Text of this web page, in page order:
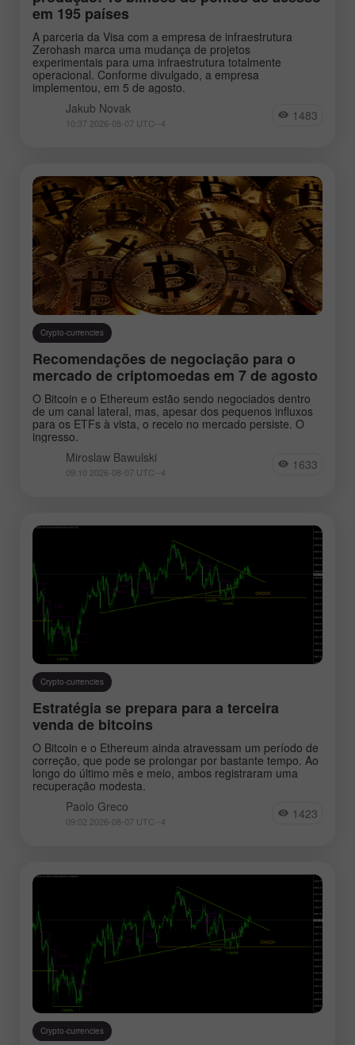
em 195 países
A parceria da Visa com a empresa de infraestrutura
Zerohash marca uma mudança de projetos
experimentais para uma infraestrutura totalmente
operacional. Conforme divulgado, a empresa
implementou, em 5 de agosto.
Jakub Novak
10:37 2026-08-07 UTC--4 1483
Crypto-currencies
Recomendações de negociação para o
mercado de criptomoedas em 7 de agosto
O Bitcoin e o Ethereum estão sendo negociados dentro
de um canal lateral, mas, apesar dos pequenos influxos
para os ETFs à vista, o receio no mercado persiste. O
ingresso.
Miroslaw Bawulski
09:10 2026-08-07 UTC--4 1633
Crypto-currencies
Estratégia se prepara para a terceira
venda de bitcoins
O Bitcoin e o Ethereum ainda atravessam um período de
correção, que pode se prolongar por bastante tempo. Ao
longo do último mês e meio, ambos registraram uma
recuperação modesta.
Paolo Greco
09:02 2026-08-07 UTC--4 1423
Crypto-currencies